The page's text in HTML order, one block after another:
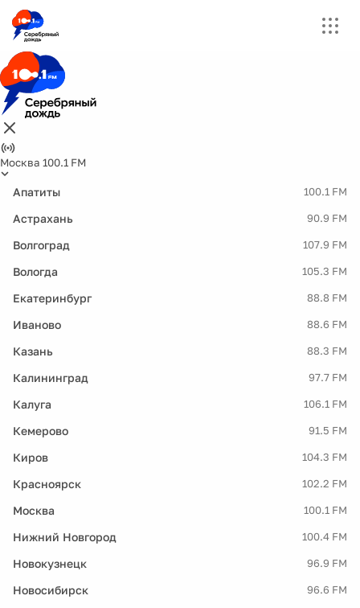
Москва 100.1 FM
Апатиты 100.1 FM
Астрахань 90.9 FM
Волгоград 107.9 FM
Вологда 105.3 FM
Екатеринбург 88.8 FM
Иваново 88.6 FM
Казань 88.3 FM
Калининград 97.7 FM
Калуга 106.1 FM
Кемерово 91.5 FM
Киров 104.3 FM
Красноярск 102.2 FM
Москва 100.1 FM
Нижний Новгород 100.4 FM
Новокузнецк 96.9 FM
Новосибирск 96.6 FM